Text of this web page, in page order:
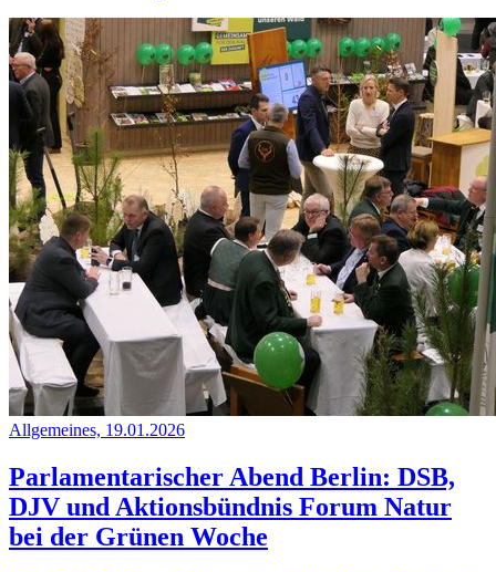
Allgemeines, 19.01.2026
Parlamentarischer Abend Berlin: DSB,
DJV und Aktionsbündnis Forum Natur
bei der Grünen Woche